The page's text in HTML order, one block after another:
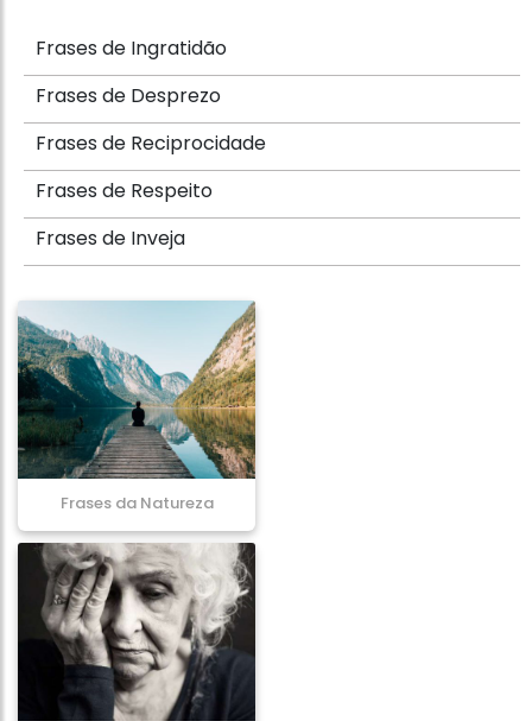
Frases de Ingratidão
Frases de Desprezo
Frases de Reciprocidade
Frases de Respeito
Frases de Inveja
Frases da Natureza